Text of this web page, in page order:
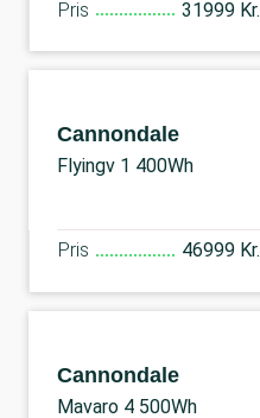
Pris 31999 Kr.
Cannondale
Flyingv 1 400Wh
Pris 46999 Kr.
Cannondale
Mavaro 4 500Wh